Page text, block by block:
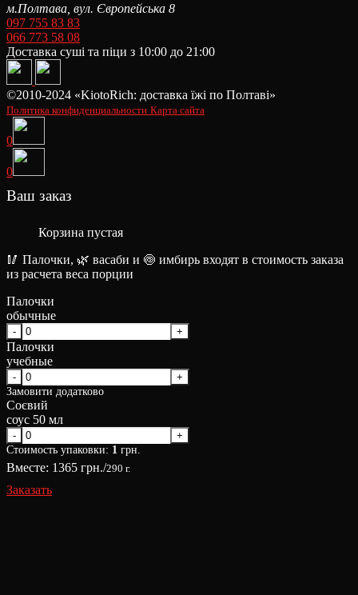
м.Полтава, вул. Європейська 8
097 755 83 83
066 773 58 08
Доставка суші та піци з 10:00 до 21:00
©2010-2024 «KiotoRich: доставка їжі по Полтаві»
Политика конфиденциальности Карта сайта
0
0
Ваш заказ
Корзина пустая
🥢 Палочки, 🌿 васаби и 🍥 имбирь входят в стоимость заказа
из расчета веса порции
Палочки
обычные
Палочки
учебные
Замовити додатково
Соєвий
соус 50 мл
Стоимость упаковки: 1 грн.
Вместе: 1365 грн./290 г.
Заказать